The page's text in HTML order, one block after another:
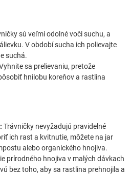
sú veľmi odolné voči suchu, a
V období sucha ich polievajte
suchá.
sa prelievaniu, pretože
hnilobu koreňov a rastlina
Trávničky nevyžadujú pravidelné
ich rast a kvitnutie, môžete na jar
alebo organického hnojiva.
prírodného hnojiva v malých dávkach
bez toho, aby sa rastlina prehnojila a